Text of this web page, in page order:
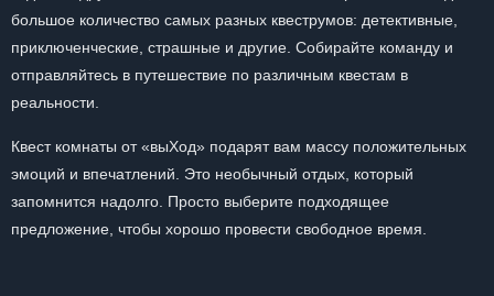
большое количество самых разных квеструмов: детективные,
приключенческие, страшные и другие. Собирайте команду и
отправляйтесь в путешествие по различным квестам в
реальности.
Квест комнаты от «выХод» подарят вам массу положительных
эмоций и впечатлений. Это необычный отдых, который
запомнится надолго. Просто выберите подходящее
предложение, чтобы хорошо провести свободное время.